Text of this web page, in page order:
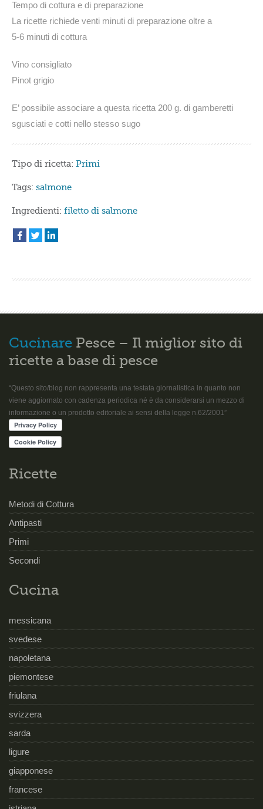
Tempo di cottura e di preparazione
La ricette richiede venti minuti di preparazione oltre a
5-6 minuti di cottura
Vino consigliato
Pinot grigio
E’ possibile associare a questa ricetta 200 g. di gamberetti
sgusciati e cotti nello stesso sugo
Tipo di ricetta: Primi
Tags: salmone
Ingredienti: filetto di salmone
Cucinare Pesce – Il miglior sito di
ricette a base di pesce
“Questo sito/blog non rappresenta una testata giornalistica in quanto non
viene aggiornato con cadenza periodica né è da considerarsi un mezzo di
informazione o un prodotto editoriale ai sensi della legge n.62/2001”
Ricette
Metodi di Cottura
Antipasti
Primi
Secondi
Cucina
messicana
svedese
napoletana
piemontese
friulana
svizzera
sarda
ligure
giapponese
francese